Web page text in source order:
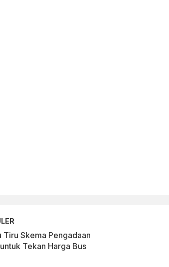
Tiru Skema Pengadaan
Tekan Harga Bus